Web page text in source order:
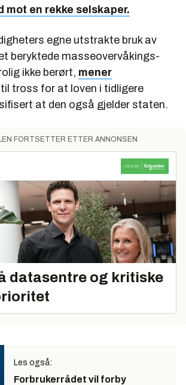
mot en rekke selskaper.
egne utstrakte bruk av
beryktede masseovervåkings-
ikke berørt, mener
til tross for at loven i tidligere
at den også gjelder staten.
FORTSETTER ETTER ANNONSEN
datasentre og kritiske
Les også:
Forbrukerrådet vil forby